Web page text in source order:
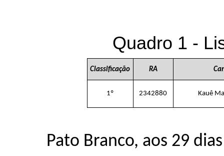
Quadro 1 -
Classificação RA
1º 2342880 Kauê
Pato Branco, aos 29